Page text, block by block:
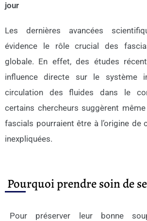
jour
Les dernières avancées
évidence le rôle crucial des
globale. En effet, des études
influence directe sur le système
circulation des fluides dans le
certains chercheurs suggèrent
fascials pourraient être à l’origine de
inexpliquées.
Pourquoi prendre soin de
Pour préserver leur bonne